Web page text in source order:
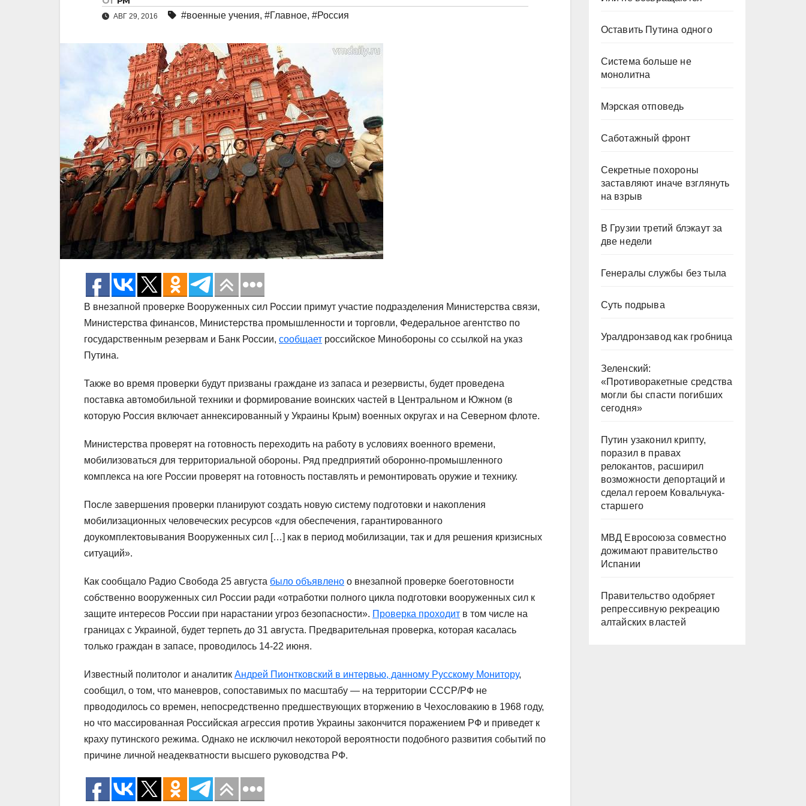
АВГ 29, 2016 #военные учения, #Главное, #Россия
В внезапной проверке Вооруженных сил России примут участие подразделения Министерства связи,
Министерства финансов, Министерства промышленности и торговли, Федеральное агентство по
государственным резервам и Банк России, сообщает российское Минобороны со ссылкой на указ
Путина.
Также во время проверки будут призваны граждане из запаса и резервисты, будет проведена
поставка автомобильной техники и формирование воинских частей в Центральном и Южном (в
которую Россия включает аннексированный у Украины Крым) военных округах и на Северном флоте.
Министерства проверят на готовность переходить на работу в условиях военного времени,
мобилизоваться для территориальной обороны. Ряд предприятий оборонно-промышленного
комплекса на юге России проверят на готовность поставлять и ремонтировать оружие и технику.
После завершения проверки планируют создать новую систему подготовки и накопления
мобилизационных человеческих ресурсов «для обеспечения, гарантированного
доукомплектовывания Вооруженных сил […] как в период мобилизации, так и для решения кризисных
ситуаций».
Как сообщало Радио Свобода 25 августа было объявлено о внезапной проверке боеготовности
собственно вооруженных сил России ради «отработки полного цикла подготовки вооруженных сил к
защите интересов России при нарастании угроз безопасности». Проверка проходит в том числе на
границах с Украиной, будет терпеть до 31 августа. Предварительная проверка, которая касалась
только граждан в запасе, проводилось 14-22 июня.
Известный политолог и аналитик Андрей Пионтковский в интервью, данному Русскому Монитору,
сообщил, о том, что маневров, сопоставимых по масштабу — на территории СССР/РФ не
првододилось со времен, непосредственно предшествующих вторжению в Чехословакию в 1968 году,
но что массированная Российская агрессия против Украины закончится поражением РФ и приведет к
краху путинского режима. Однако не исключил некоторой вероятности подобного развития событий по
причине личной неадекватности высшего руководства РФ.
Оставить Путина одного
Система больше не
монолитна
Мэрская отповедь
Саботажный фронт
Секретные похороны
заставляют иначе взглянуть
на взрыв
В Грузии третий блэкаут за
две недели
Генералы службы без тыла
Суть подрыва
Уралдронзавод как гробница
Зеленский:
«Противоракетные средства
могли бы спасти погибших
сегодня»
Путин узаконил крипту,
поразил в правах
релокантов, расширил
возможности депортаций и
сделал героем Ковальчука-
старшего
МВД Евросоюза совместно
дожимают правительство
Испании
Правительство одобряет
репрессивную рекреацию
алтайских властей